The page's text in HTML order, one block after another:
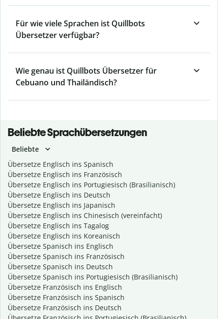
Für wie viele Sprachen ist Quillbots
Übersetzer verfügbar?
Wie genau ist Quillbots Übersetzer für
Cebuano und Thailändisch?
Beliebte Sprachübersetzungen
Beliebte
Übersetze Englisch ins Spanisch
Übersetze Englisch ins Französisch
Übersetze Englisch ins Portugiesisch (Brasilianisch)
Übersetze Englisch ins Deutsch
Übersetze Englisch ins Japanisch
Übersetze Englisch ins Chinesisch (vereinfacht)
Übersetze Englisch ins Tagalog
Übersetze Englisch ins Koreanisch
Übersetze Spanisch ins Englisch
Übersetze Spanisch ins Französisch
Übersetze Spanisch ins Deutsch
Übersetze Spanisch ins Portugiesisch (Brasilianisch)
Übersetze Französisch ins Englisch
Übersetze Französisch ins Spanisch
Übersetze Französisch ins Deutsch